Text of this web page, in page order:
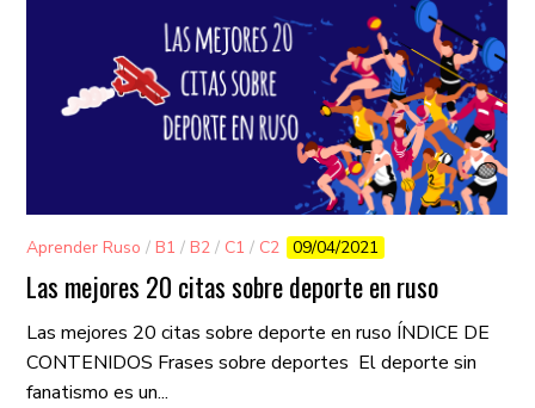
Aprender Ruso /B1 /B2 / C1 / C2 09/04/2021
Las mejores 20 citas sobre deporte en ruso
Las mejores 20 citas sobre deporte en ruso ÍNDICE DE
CONTENIDOS Frases sobre deportes El deporte sin
fanatismo es un...